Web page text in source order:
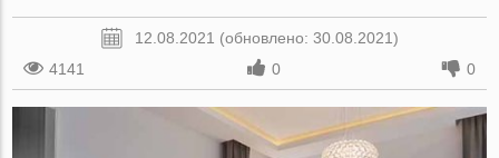
12.08.2021 (обновлено: 30.08.2021)
4141
0 0